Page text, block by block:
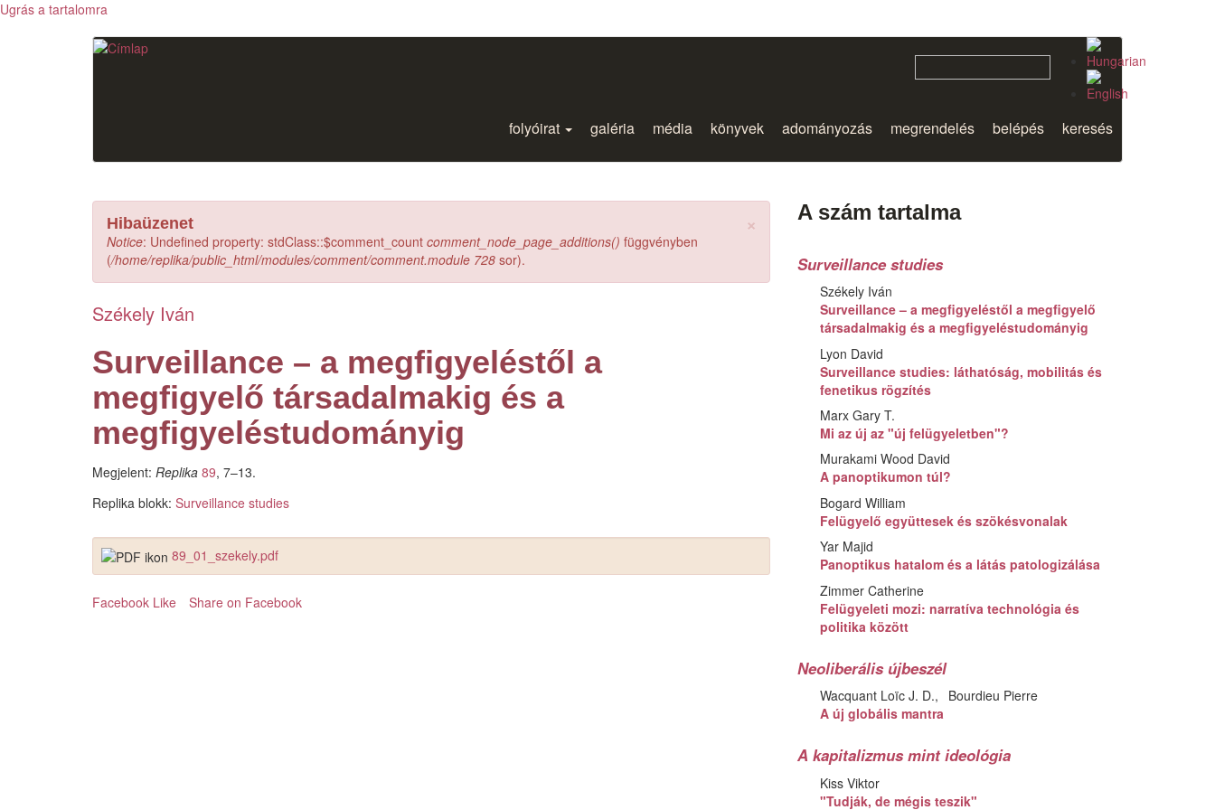
Ugrás a tartalomra
folyóirat galéria média könyvek adományozás megrendelés belépés keresés
×
Hibaüzenet
Notice: Undefined property: stdClass::$comment_count comment_node_page_additions() függvényben
(/home/replika/public_html/modules/comment/comment.module 728 sor).
Székely Iván
Surveillance – a megfigyeléstől a
megfigyelő társadalmakig és a
megfigyeléstudományig
Megjelent: Replika 89, 7–13.
Replika blokk: Surveillance studies
89_01_szekely.pdf
Facebook Like Share on Facebook
A szám tartalma
Surveillance studies
Székely Iván
Surveillance – a megfigyeléstől a megfigyelő
társadalmakig és a megfigyeléstudományig
Lyon David
Surveillance studies: láthatóság, mobilitás és
fenetikus rögzítés
Marx Gary T.
Mi az új az "új felügyeletben"?
Murakami Wood David
A panoptikumon túl?
Bogard William
Felügyelő együttesek és szökésvonalak
Yar Majid
Panoptikus hatalom és a látás patologizálása
Zimmer Catherine
Felügyeleti mozi: narratíva technológia és
politika között
Neoliberális újbeszél
Wacquant Loïc J. D.
Bourdieu Pierre
A új globális mantra
A kapitalizmus mint ideológia
Kiss Viktor
"Tudják, de mégis teszik"